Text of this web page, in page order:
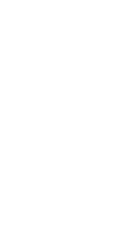
auf der Produktseite